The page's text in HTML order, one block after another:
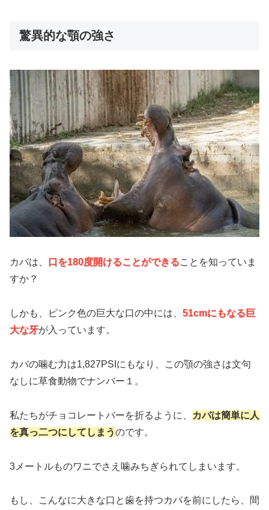
驚異的な顎の強さ
カバは、 口を180度開けることができることを知っていま
すか？
しかも、ピンク色の巨大な口の中には、 51cmにもなる巨
大な牙が入っています。
カバの噛む力は1,827PSIにもなり、この顎の強さは文句
なしに草食動物でナンバー１。
私たちがチョコレートバーを折るように、
カバは簡単に人
を真っ二つにしてしまうのです。
3メートルものワニでさえ噛みちぎられてしまいます。
もし、こんなに大きな口と歯を持つカバを前にしたら、間